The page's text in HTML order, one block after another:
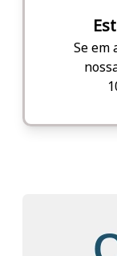
Se em